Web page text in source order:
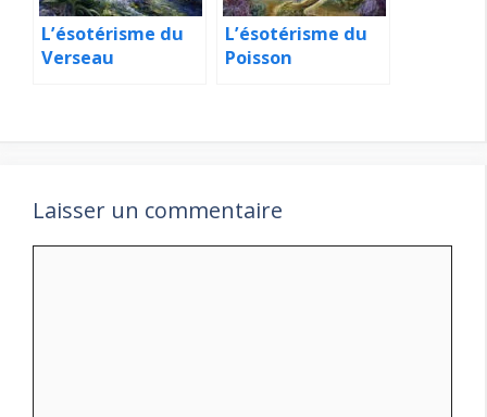
L’ésotérisme du
Verseau
L’ésotérisme du
Poisson
Laisser un commentaire